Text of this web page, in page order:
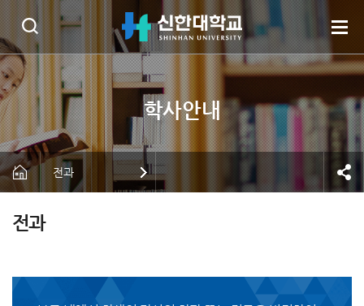
전과
전과